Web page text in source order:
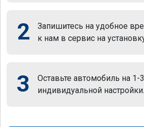
2
Запишитесь на удобное
к нам в сервис на
3
Оставьте автомобиль на 1-
индивидуальной настройки.